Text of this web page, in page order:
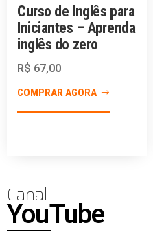
Curso de Inglês para
Iniciantes – Aprenda
inglês do zero
R$ 67,00
COMPRAR AGORA
Canal
YouTube